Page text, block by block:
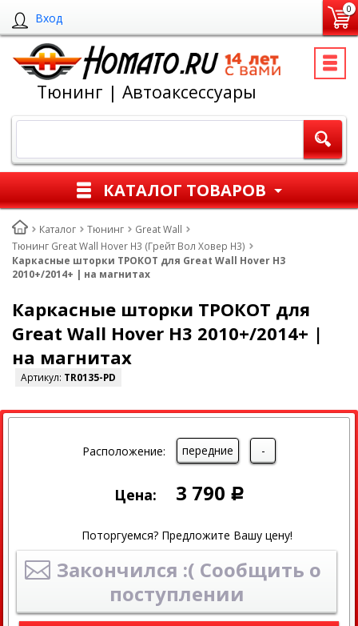
Вход
0
Тюнинг | Автоаксессуары
КАТАЛОГ ТОВАРОВ
Каталог Тюнинг
Great Wall
Тюнинг Great Wall Hover H3 (Грейт Вол Ховер Н3)
Каркасные шторки ТРОКОТ для Great Wall Hover H3
2010+/2014+ | на магнитах
Каркасные шторки ТРОКОТ для
Great Wall Hover H3 2010+/2014+ |
на магнитах
Артикул: TR0135-PD
Расположение: передние -
Цена: 3 790 Р
Поторгуемся? Предложите Вашу цену!
Закончился :( Сообщить о
поступлении